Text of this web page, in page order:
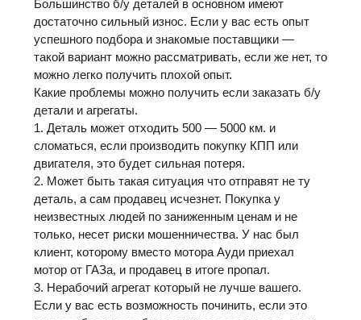
Большинство б/у деталей в основном имеют
достаточно сильный износ. Если у вас есть опыт
успешного подбора и знакомые поставщики —
такой вариант можно рассматривать, если же нет, то
можно легко получить плохой опыт.
Какие проблемы можно получить если заказать б/у
детали и агрегаты.
1. Деталь может отходить 500 — 5000 км. и
сломаться, если производить покупку КПП или
двигателя, это будет сильная потеря.
2. Может быть такая ситуация что отправят не ту
деталь, а сам продавец исчезнет. Покупка у
неизвестных людей по заниженным ценам и не
только, несет риски мошенничества. У нас был
клиент, которому вместо мотора Ауди приехал
мотор от ГАЗа, и продавец в итоге пропал.
3. Нерабочий агрегат который не лучше вашего.
Если у вас есть возможность починить, если это